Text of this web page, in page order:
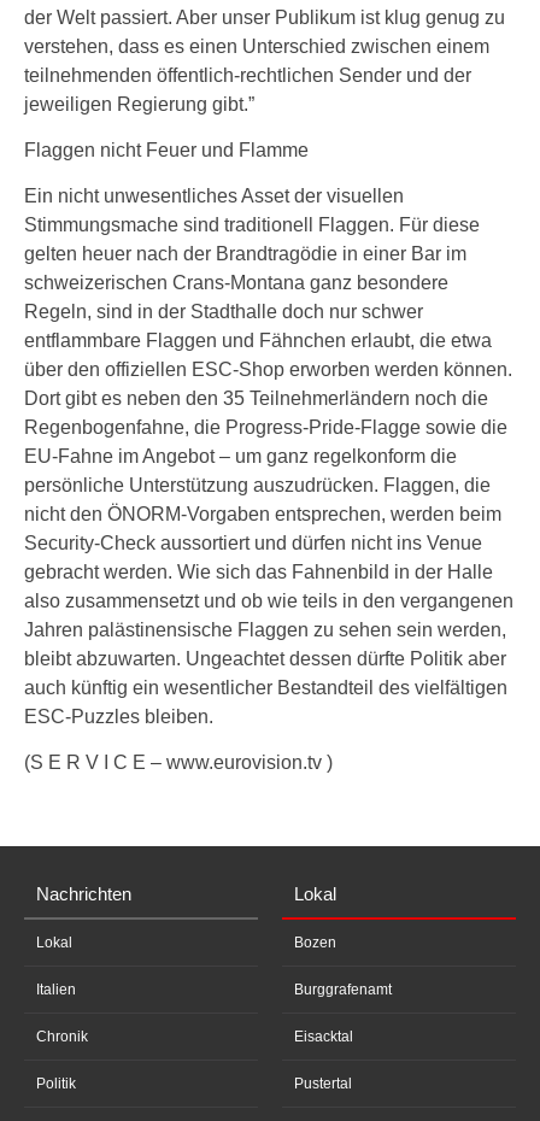
der Welt passiert. Aber unser Publikum ist klug genug zu
verstehen, dass es einen Unterschied zwischen einem
teilnehmenden öffentlich-rechtlichen Sender und der
jeweiligen Regierung gibt.”
Flaggen nicht Feuer und Flamme
Ein nicht unwesentliches Asset der visuellen
Stimmungsmache sind traditionell Flaggen. Für diese
gelten heuer nach der Brandtragödie in einer Bar im
schweizerischen Crans-Montana ganz besondere
Regeln, sind in der Stadthalle doch nur schwer
entflammbare Flaggen und Fähnchen erlaubt, die etwa
über den offiziellen ESC-Shop erworben werden können.
Dort gibt es neben den 35 Teilnehmerländern noch die
Regenbogenfahne, die Progress-Pride-Flagge sowie die
EU-Fahne im Angebot – um ganz regelkonform die
persönliche Unterstützung auszudrücken. Flaggen, die
nicht den ÖNORM-Vorgaben entsprechen, werden beim
Security-Check aussortiert und dürfen nicht ins Venue
gebracht werden. Wie sich das Fahnenbild in der Halle
also zusammensetzt und ob wie teils in den vergangenen
Jahren palästinensische Flaggen zu sehen sein werden,
bleibt abzuwarten. Ungeachtet dessen dürfte Politik aber
auch künftig ein wesentlicher Bestandteil des vielfältigen
ESC-Puzzles bleiben.
(S E R V I C E – www.eurovision.tv )
Nachrichten
Lokal
Italien
Chronik
Politik
Lokal
Bozen
Burggrafenamt
Eisacktal
Pustertal